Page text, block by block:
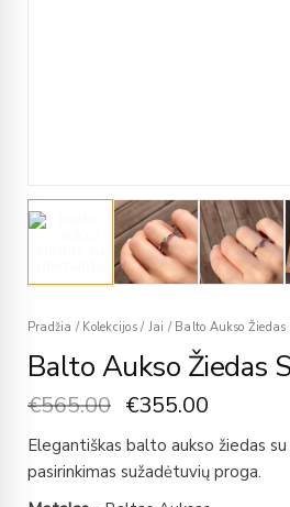
Pradžia / Kolekcijos / Jai /Balto Aukso Žiedas
Balto Aukso Žiedas
€565.00 €355.00
Elegantiškas balto aukso žiedas
pasirinkimas sužadėtuvių proga.